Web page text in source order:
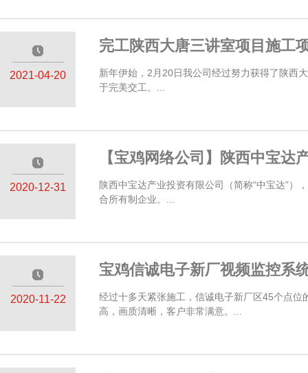
—————
2021-04-20
完工陕西大唐三讲室项目施工
新年伊始，2月20日我公司经过努力获得了陕西
于完美交工。...
—————
2020-12-31
【宝鸡网络公司】陕西中宝达
陕西中宝达产业投资有限公司（简称“中宝达”
合所有制企业。...
—————
2020-11-22
宝鸡信诚电子新厂视频监控系
经过十多天紧张施工，信诚电子新厂区45个点
高，画质清晰，客户非常满意。...